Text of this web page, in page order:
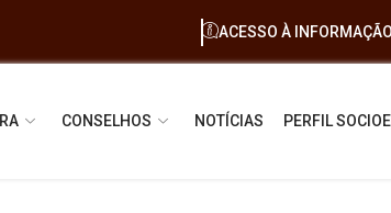
ACESSO À INFORMAÇÃO
CONSELHOS NOTÍCIAS PERFIL